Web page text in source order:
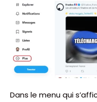
Dans le menu qui